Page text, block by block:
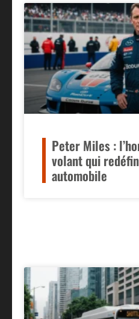
Peter Miles :
volant qui
automobile